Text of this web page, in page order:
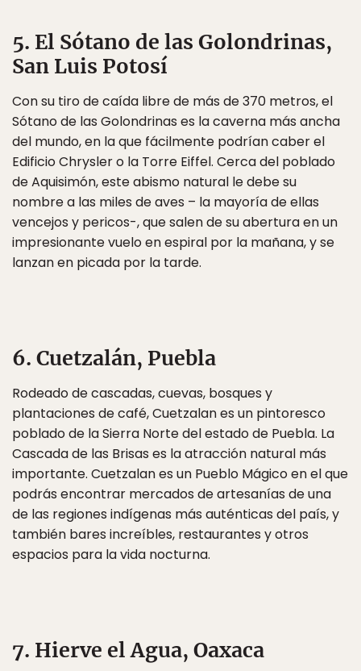
5. El Sótano de las Golondrinas,
San Luis Potosí
Con su tiro de caída libre de más de 370 metros, el
Sótano de las Golondrinas es la caverna más ancha
del mundo, en la que fácilmente podrían caber el
Edificio Chrysler o la Torre Eiffel. Cerca del poblado
de Aquisimón, este abismo natural le debe su
nombre a las miles de aves – la mayoría de ellas
vencejos y pericos-, que salen de su abertura en un
impresionante vuelo en espiral por la mañana, y se
lanzan en picada por la tarde.
6. Cuetzalán, Puebla
Rodeado de cascadas, cuevas, bosques y
plantaciones de café, Cuetzalan es un pintoresco
poblado de la Sierra Norte del estado de Puebla. La
Cascada de las Brisas es la atracción natural más
importante. Cuetzalan es un Pueblo Mágico en el que
podrás encontrar mercados de artesanías de una
de las regiones indígenas más auténticas del país, y
también bares increíbles, restaurantes y otros
espacios para la vida nocturna.
7. Hierve el Agua, Oaxaca